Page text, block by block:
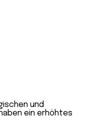
und
ein erhöhtes